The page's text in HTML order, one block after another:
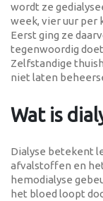
wordt ze
week, vier uur per
Eerst ging ze
tegenwoordig
Zelfstandige
niet laten
Wat is
Dialyse betekent
afvalstoffen en
hemodialyse
het bloed loopt